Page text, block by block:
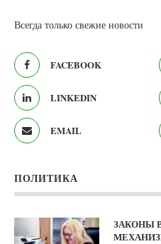
Всегда только свежие новости
FACEBOOK
LINKEDIN
EMAIL
ПОЛИТИКА
ЗАКОНЫ